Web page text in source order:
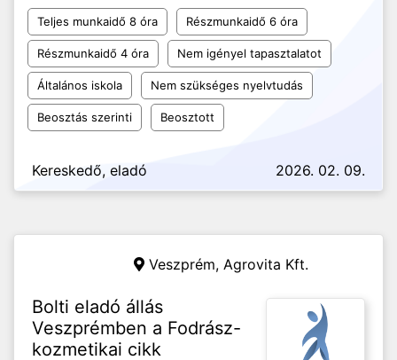
Teljes munkaidő 8 óra Részmunkaidő 6 óra
Részmunkaidő 4 óra Nem igényel tapasztalatot
Általános iskola Nem szükséges nyelvtudás
Beosztás szerinti Beosztott
Kereskedő, eladó 2026. 02. 09.
Veszprém, Agrovita Kft.
Bolti eladó állás
Veszprémben a Fodrász-
kozmetikai cikk